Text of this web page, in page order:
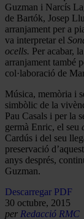
Guzman i Narcís
de Bartók, Josep
arranjament per a
va interpretar el
ocells. Per acabar,
arranjament també
col·laboració de
Música, memòria i
simbòlic de la
Pau Casals i per la
germà Enric, el seu
Cardús i del seu
preservació
anys després,
Guzman.
Descarregar PDF
30 octubre, 2015
per Redacció RMC